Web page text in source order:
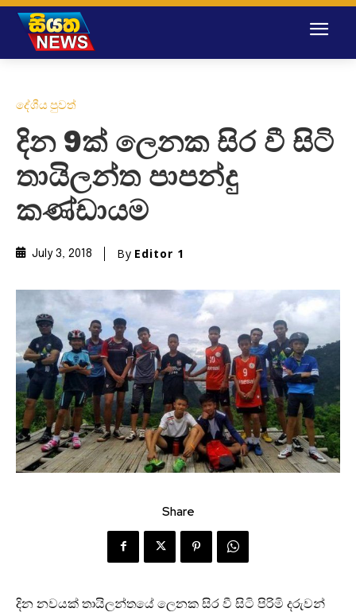
දේශීය පුවත්
දින 9ක් ලෙනක සිර වී සිටි
තායිලන්ත පාපන්දු
කණ්ඩායම
July 3, 2018 By Editor 1
Share
දින නවයක් තායිලන්තයේ ලෙනක සිර වී සිටි පිරිමි දරුවන්